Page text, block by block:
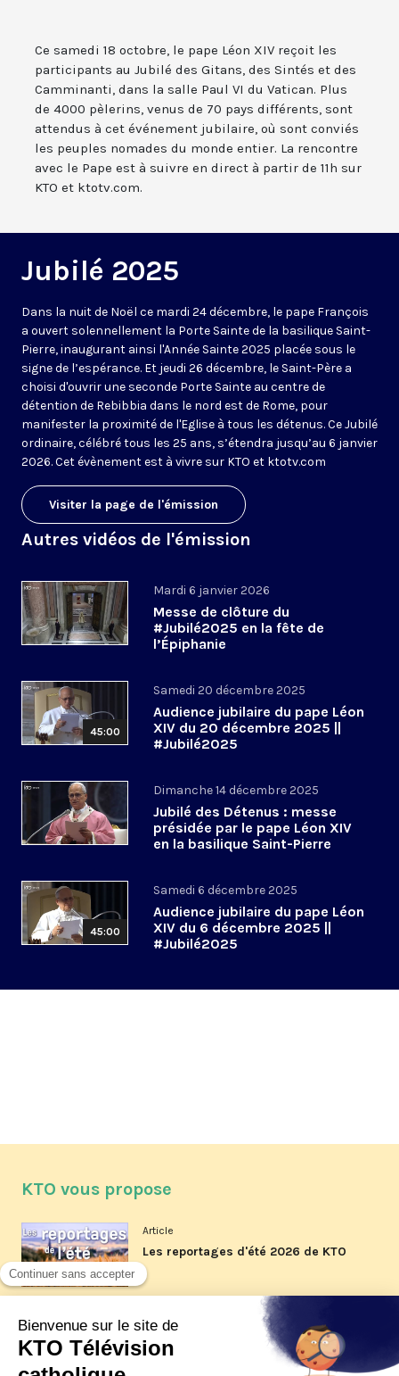
Ce samedi 18 octobre, le pape Léon XIV reçoit les
participants au Jubilé des Gitans, des Sintés et des
Camminanti, dans la salle Paul VI du Vatican. Plus
de 4000 pèlerins, venus de 70 pays différents, sont
attendus à cet événement jubilaire, où sont conviés
les peuples nomades du monde entier. La rencontre
avec le Pape est à suivre en direct à partir de 11h sur
KTO et ktotv.com.
Jubilé 2025
Dans la nuit de Noël ce mardi 24 décembre, le pape François
a ouvert solennellement la Porte Sainte de la basilique Saint-
Pierre, inaugurant ainsi l'Année Sainte 2025 placée sous le
signe de l’espérance. Et jeudi 26 décembre, le Saint-Père a
choisi d'ouvrir une seconde Porte Sainte au centre de
détention de Rebibbia dans le nord est de Rome, pour
manifester la proximité de l'Eglise à tous les détenus. Ce Jubilé
ordinaire, célébré tous les 25 ans, s’étendra jusqu’au 6 janvier
2026. Cet évènement est à vivre sur KTO et ktotv.com
Visiter la page de l'émission
Autres vidéos de l'émission
Mardi 6 janvier 2026
Messe de clôture du
#Jubilé2025 en la fête de
l’Épiphanie
45:00
Samedi 20 décembre 2025
Audience jubilaire du pape Léon
XIV du 20 décembre 2025 ||
#Jubilé2025
Dimanche 14 décembre 2025
Jubilé des Détenus : messe
présidée par le pape Léon XIV
en la basilique Saint-Pierre
45:00
Samedi 6 décembre 2025
Audience jubilaire du pape Léon
XIV du 6 décembre 2025 ||
#Jubilé2025
KTO vous propose
Article
Les reportages d'été 2026 de KTO
La visite pastorale du pape Léon
XIV à Assise à suivre sur KTO le
jeudi 6 août